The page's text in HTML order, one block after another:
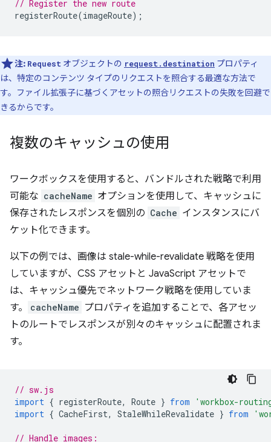
// Register the new route
registerRoute(imageRoute);
注: Request オブジェクトの request.destination プロパティ
は、特定のコンテンツ タイプのリクエストを照合する最適な方法で
す。ファイル拡張子に基づくアセットの照合リクエストの失敗を回避で
きるからです。
複数のキャッシュの使用
ワークボックスを使用すると、バンドルされた戦略で利用
可能な cacheName オプションを使用して、キャッシュに
保存されたレスポンスを個別の Cache インスタンスにバ
ケット化できます。
以下の例では、画像は stale-while-revalidate 戦略を使用
していますが、CSS アセットと JavaScript アセットで
は、キャッシュ優先でネットワーク戦略を使用していま
す。
cacheName プロパティを追加することで、各アセッ
トのルートでレスポンスが別々のキャッシュに配置されま
す。
// sw.js
import { registerRoute, Route } from
'workbox-
import { CacheFirst, StaleWhileRevalidate } from
// Handle images: